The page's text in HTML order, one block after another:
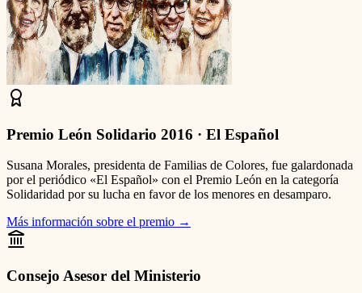
Premio León Solidario 2016 · El Español
Susana Morales, presidenta de Familias de Colores, fue galardonada
por el periódico «El Español» con el Premio León en la categoría
Solidaridad por su lucha en favor de los menores en desamparo.
Más información sobre el premio →
Consejo Asesor del Ministerio